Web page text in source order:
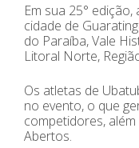
Em sua 25°
cidade de
do Paraíba, Vale
Litoral Norte,
Os atletas de
no evento, o que
competidores,
Abertos.